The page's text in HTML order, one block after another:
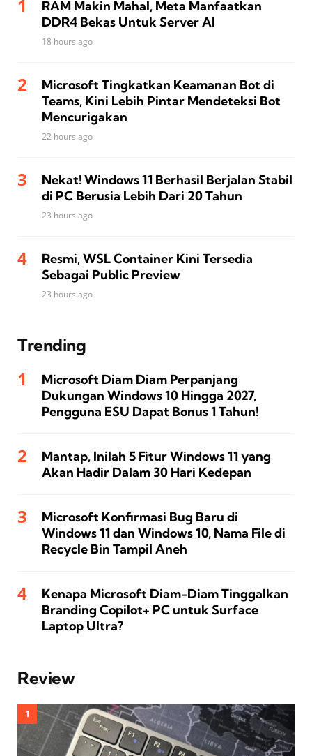
RAM Makin Mahal, Meta Manfaatkan
DDR4 Bekas Untuk Server AI
18 hours ago
Microsoft Tingkatkan Keamanan Bot di
Teams, Kini Lebih Pintar Mendeteksi Bot
Mencurigakan
22 hours ago
Nekat! Windows 11 Berhasil Berjalan Stabil
di PC Berusia Lebih Dari 20 Tahun
23 hours ago
Resmi, WSL Container Kini Tersedia
Sebagai Public Preview
23 hours ago
Trending
Microsoft Diam Diam Perpanjang
Dukungan Windows 10 Hingga 2027,
Pengguna ESU Dapat Bonus 1 Tahun!
Mantap, Inilah 5 Fitur Windows 11 yang
Akan Hadir Dalam 30 Hari Kedepan
Microsoft Konfirmasi Bug Baru di
Windows 11 dan Windows 10, Nama File di
Recycle Bin Tampil Aneh
Kenapa Microsoft Diam-Diam Tinggalkan
Branding Copilot+ PC untuk Surface
Laptop Ultra?
Review